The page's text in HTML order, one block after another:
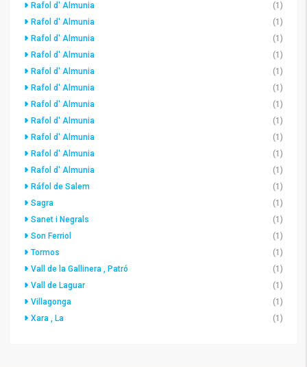
Rafol d' Almunia
(1)
Rafol d' Almunia
(1)
Rafol d' Almunia
(1)
Rafol d' Almunia
(1)
Rafol d' Almunia
(1)
Rafol d' Almunia
(1)
Rafol d' Almunia
(1)
Rafol d' Almunia
(1)
Rafol d' Almunia
(1)
Rafol d' Almunia
(1)
Rafol d' Almunia
(1)
Ráfol de Salem
(1)
Sagra
(1)
Sanet i Negrals
(1)
Son Ferriol
(1)
Tormos
(1)
Vall de la Gallinera , Patró
(1)
Vall de Laguar
(1)
Villagonga
(1)
Xara , La
(1)